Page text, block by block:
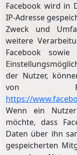
Facebook wird in
IP-Adresse
Zweck und
weitere
Facebook
der Nutzer,
von
https://
Wenn ein
möchte, dass
Daten über ihn
gespeicherten